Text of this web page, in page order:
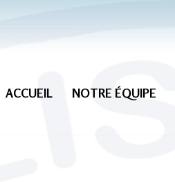
ACCUEIL NOTRE ÉQUIPE